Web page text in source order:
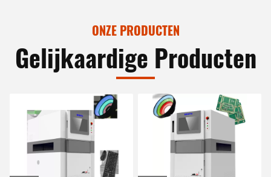
ONZE PRODUCTEN
Gelijkaardige Producten